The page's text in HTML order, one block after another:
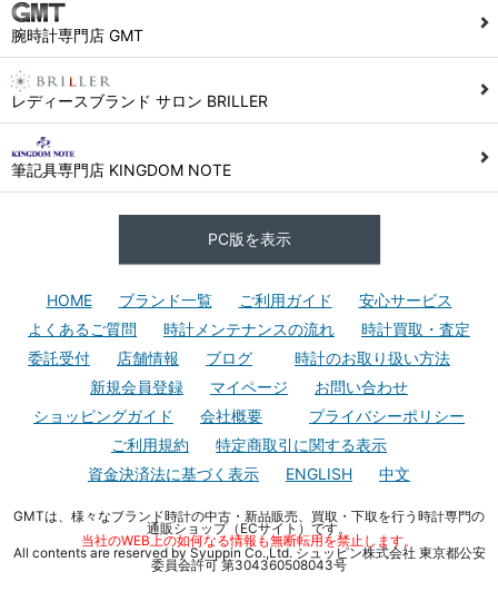
腕時計専門店 GMT
レディースブランド サロン BRILLER
筆記具専門店 KINGDOM NOTE
PC版を表示
HOME ブランド一覧 ご利用ガイド
安心サービス
よくあるご質問
時計メンテナンスの流れ
時計買取・査定
委託受付
店舗情報 ブログ
時計のお取り扱い方法
新規会員登録
マイページ
お問い合わせ
ショッピングガイド
会社概要
プライバシーポリシー
ご利用規約
特定商取引に関する表示
資金決済法に基づく表示
ENGLISH 中文
GMTは、様々なブランド時計の中古・新品販売、買取・下取を行う時計専門の
通販ショップ（ECサイト）です。
当社のWEB上の如何なる情報も無断転用を禁止します。
All contents are reserved by Syuppin Co.,Ltd. シュッピン株式会社 東京都公安
委員会許可 第304360508043号